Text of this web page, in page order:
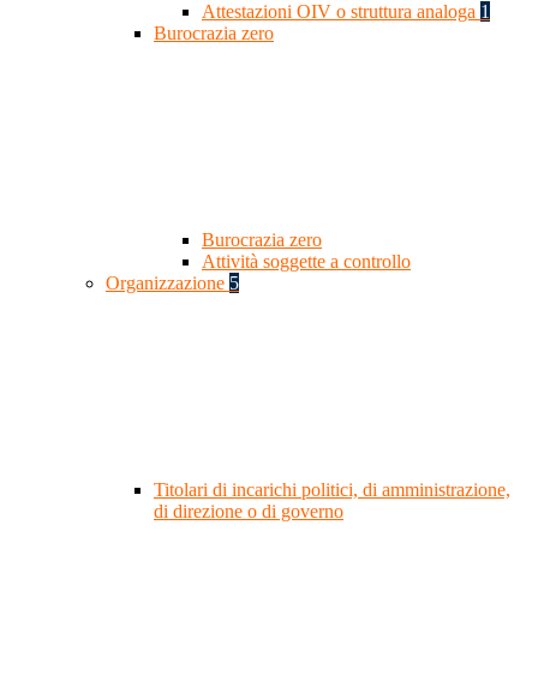
Attestazioni OIV o struttura analoga 1
Burocrazia zero
Burocrazia zero
Attività soggette a controllo
Organizzazione 5
Titolari di incarichi politici, di amministrazione,
di direzione o di governo